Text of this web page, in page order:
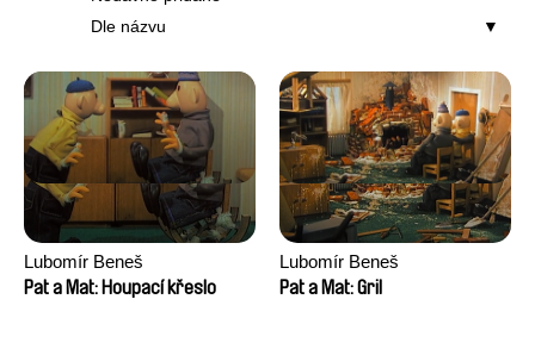
Dle názvu
Lubomír Beneš
Pat a Mat: Houpací křeslo
Lubomír Beneš
Pat a Mat: Gril